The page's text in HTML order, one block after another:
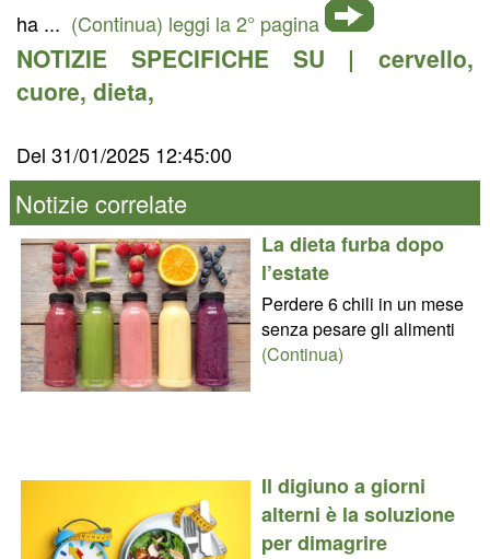
ha ... (Continua) leggi la 2° pagina
NOTIZIE SPECIFICHE SU | cervello,
cuore, dieta,
Del 31/01/2025 12:45:00
Notizie correlate
La dieta furba dopo
l’estate
Perdere 6 chili in un mese
senza pesare gli alimenti
(Continua)
Il digiuno a giorni
alterni è la soluzione
per dimagrire